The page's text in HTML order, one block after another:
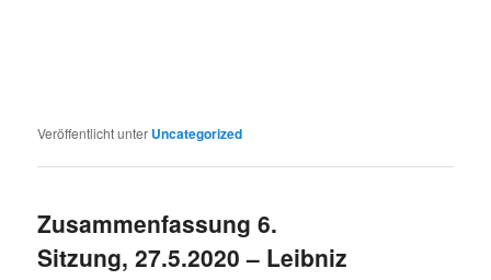
Veröffentlicht unter Uncategorized
Zusammenfassung 6.
Sitzung, 27.5.2020 – Leibniz